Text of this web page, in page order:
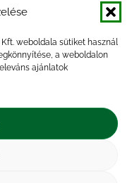
weboldala sütiket használ
a weboldalon
ajánlatok